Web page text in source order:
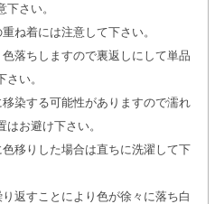
下さい。
ね着には注意して下さい。
落ちしますので裏返しにして単品
さい。
染する可能性がありますので濡れ
はお避け下さい。
移りした場合は直ちに洗濯して下
返すことにより色が徐々に落ち白